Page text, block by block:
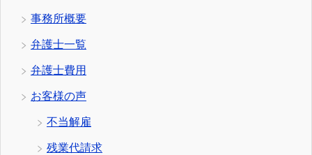
事務所概要
弁護士一覧
弁護士費用
お客様の声
不当解雇
残業代請求